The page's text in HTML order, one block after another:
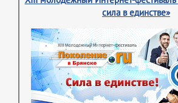
сила в единстве»